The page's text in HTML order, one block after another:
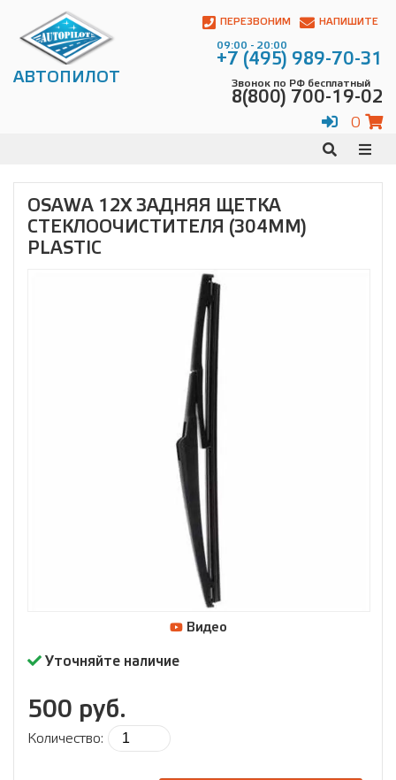
АВТОПИЛОТ
ПЕРЕЗВОНИМ НАПИШИТЕ
09:00 - 20:00
+7 (495) 989-70-31
Звонок по РФ бесплатный
8(800) 700-19-02
0
OSAWA 12X ЗАДНЯЯ ЩЕТКА
СТЕКЛООЧИСТИТЕЛЯ (304ММ)
PLASTIC
Уточняйте наличие
500 руб.
Количество:
Видео
Контакты:
Адрес:
Чагинская
700-
Телефон:+7
(495)